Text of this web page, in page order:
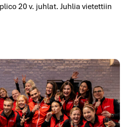
20 v. juhlat. Juhlia vietettiin